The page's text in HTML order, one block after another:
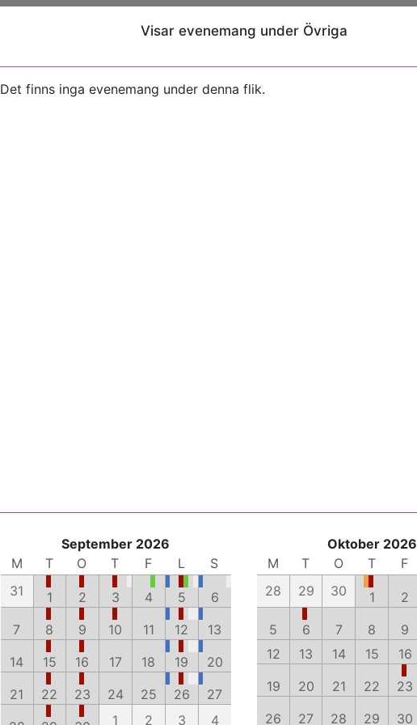
Visar evenemang under Övriga
Det finns inga evenemang under denna flik.
September 2026
M
T O T F L
S
31
1 2 3 4 5
6
7
8 9 10 11 12
13
14
15 16 17 18 19
20
21
22 23 24 25 26
27
1 2 3 4
Oktober 2026
M
T O T F
28
29 30 1 2
5
6 7 8 9
12
13 14 15 16
19
20 21 22 23
26
27 28 29 30